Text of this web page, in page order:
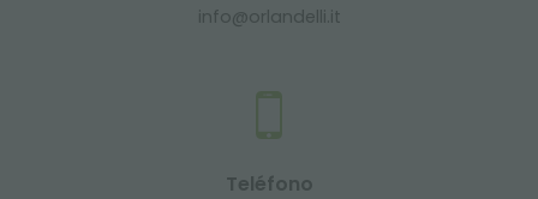
info@orlandelli.it
Teléfono